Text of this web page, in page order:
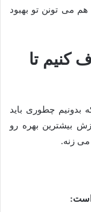
هم می تونن تو بهبود
کنیم تا
بدونیم چطوری باید
بیشترین بهره رو
زنه.
است: